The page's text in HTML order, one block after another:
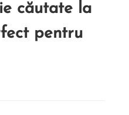
căutate la
pentru